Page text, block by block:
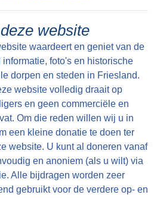
website
waardeert en geniet van de
foto's en historische
dorpen en steden in Friesland.
website volledig draait op
en geen commerciële en
Om die reden willen wij u in
een kleine donatie te doen ter
website. U kunt al doneren vanaf
en anoniem (als u wilt) via
Alle bijdragen worden zeer
gebruikt voor de verdere op- en